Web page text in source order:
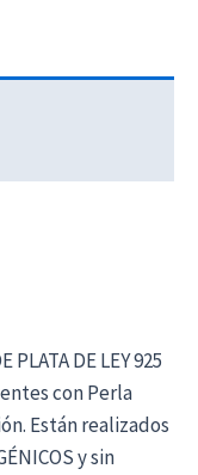
PLATA DE LEY 925
con Perla
Están realizados
y sin